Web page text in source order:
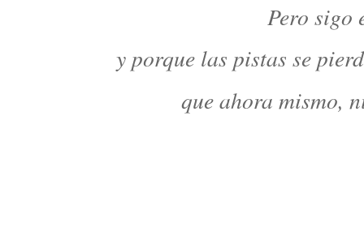
Pero sigo
y porque las pistas se
que ahora mismo,